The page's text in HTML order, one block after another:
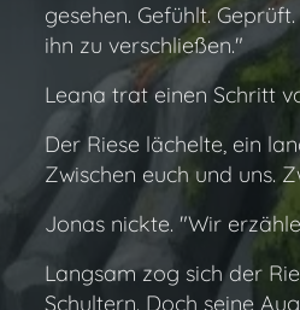
gesehen. Gefühlt.
ihn zu verschließen."
Leana trat einen Schritt
Der Riese lächelte, ein
Zwischen euch und uns.
Jonas nickte. "Wir
Langsam zog sich der
Schultern. Doch seine